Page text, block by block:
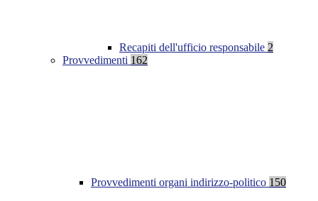
Recapiti dell'ufficio responsabile 2
Provvedimenti 162
Provvedimenti organi indirizzo-politico 150